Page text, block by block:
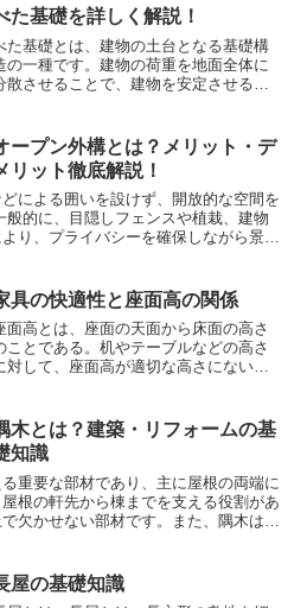
ステル、ビーズなどさまざまです。脇
息は、主に以下の役割を果たします。①
体の一部を支えることで、身体への負
を軽減する②リラックスして休むため
補助具として使用される③寝返りを打
た基礎を詳しく解説！
た基礎とは、建物の土台となる基礎構
の一種です。建物の荷重を地面全体に
散させることで、建物を安定させる役
ることが多く、地盤の強度や建物の規
によってその厚みや配筋量が決まりま
。べた基礎は、不同沈下の防止に効果
です。不同沈下とは、建物の土台が部
的に沈降することで、建物にひび割れ
傾きが生じる現象です。べた基礎は、
た基礎は、地盤の不同沈下の防止にも
果的です。地盤の不同沈下とは、地盤
一部が沈降することで、建物に不同沈
が生じる現象です。べた基礎は、建物
荷重を地面全体に分散させることで、
の防止に効果的な基礎構造です。その
め、不同沈下が発生しやすい地盤や、
型の建物に適しています。
ープン外構とは？メリット・デ
リット徹底解説！
による囲いを設けず、開放的な空間を
的に、目隠しフェンスや植栽、建物
り、プライバシーを確保しながら景観
れらの要素を考慮して設計することが
性にも配慮することが大切です。オー
リットがあります。まず、開放感があ
とができます。 見通しが良いので、
犯面でも安心です。また、敷地面積を
外構は、自然な風合いを活かしたデザ
すいです。しかし、オープン外構に
ず、プライバシーが確保しにくいとい
門がないため、敷地内が外から見えや
め、目隠しフェンスや植栽などの工夫
面でも、塀や門のある外構に比べて劣
大変というデメリットもあります。オ
、埃やゴミが溜まりやすいです。その
具の快適性と座面高の関係
面高とは、座面の天面から床面の高さ
ことである。机やテーブルなどの高さ
対して、座面高が適切な高さにない
具の快適性を考慮する上で、座面高は
要な要素となる。座面高の目安とし
、身長160cmの場合は40～45cm、身長
の場合は45～50cm、身長180cmの
場合は50～55cmが適していると言われて
る。しかし、これはあくまでも目安で
は、椅子に座ったときに、足の裏が床
しっかりと接地していて、膝が直角に
木とは？建築・リフォームの基
知識
重要な部材であり、主に屋根の両端に
根の軒先から棟までを支える役割があ
欠かせない部材です。また、隅木は屋
形状や規模に合わせて様々な種類があ
荷重や風圧などによって決定されま
屋の基礎知識